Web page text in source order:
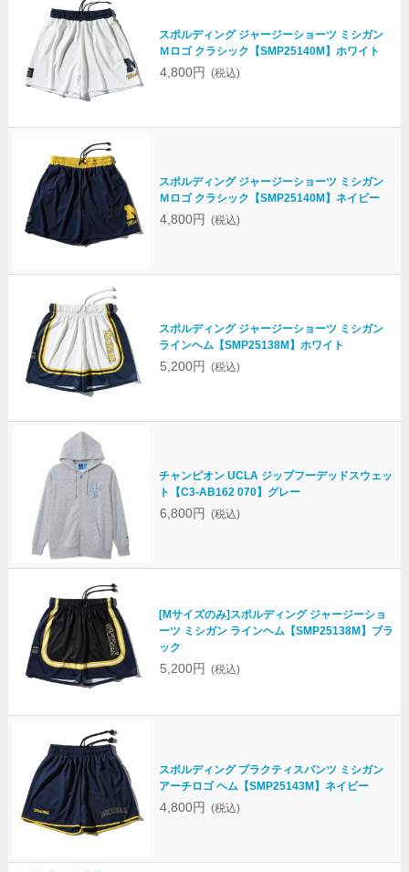
スポルディング ジャージーショーツ ミシガン
Ｍロゴ クラシック【SMP25140M】ホワイト
4,800円 (税込)
スポルディング ジャージーショーツ ミシガン
Ｍロゴ クラシック【SMP25140M】ネイビー
4,800円 (税込)
スポルディング ジャージーショーツ ミシガン
ラインヘム【SMP25138M】ホワイト
5,200円 (税込)
チャンピオン UCLA ジップフーデッドスウェッ
ト【C3-AB162 070】グレー
6,800円 (税込)
[Mサイズのみ]スポルディング ジャージーショ
ーツ ミシガン ラインヘム【SMP25138M】ブラ
ック
5,200円 (税込)
スポルディング プラクティスパンツ ミシガン
アーチロゴ ヘム【SMP25143M】ネイビー
4,800円 (税込)